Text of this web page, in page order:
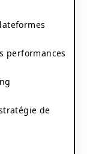
performances
de